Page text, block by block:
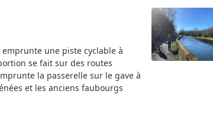
une piste cyclable à
se fait sur des routes
la passerelle sur le gave à
et les anciens faubourgs